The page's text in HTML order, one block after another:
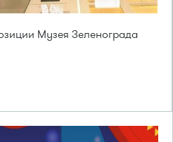
Музея Зеленограда